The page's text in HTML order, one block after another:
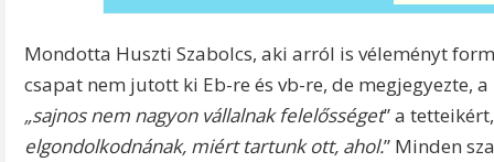
Mondotta Huszti Szabolcs, aki arról is véleményt
csapat nem jutott ki Eb-re és vb-re, de megjegyezte,
„sajnos nem nagyon vállalnak felelősséget” a
elgondolkodnának, miért tartunk ott, ahol.” Minden